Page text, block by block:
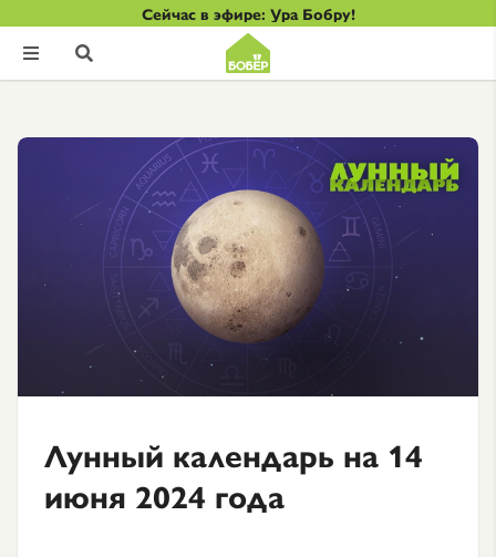
Сейчас в эфире: Ура Бобру!
 
Лунный календарь на 14
июня 2024 года